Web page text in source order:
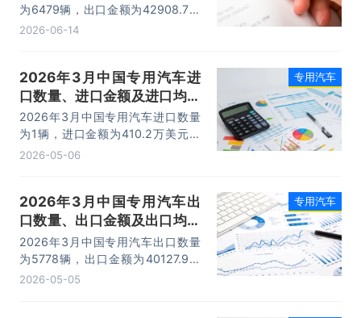
为6479辆，出口金额为42908.7万
美元，出口均价为6.6万美元/辆。
2026-06-14
2026年3月中国专用汽车进
口数量、进口金额及进口均价
统计分析
2026年3月中国专用汽车进口数量
为1辆，进口金额为410.2万美元，
进口均价为410.2万美元/辆。
2026-05-06
专用汽车
2026年3月中国专用汽车出
口数量、出口金额及出口均价
统计分析
2026年3月中国专用汽车出口数量
为5778辆，出口金额为40127.9万
美元，出口均价为6.9万美元/辆。
2026-05-05
专用汽车